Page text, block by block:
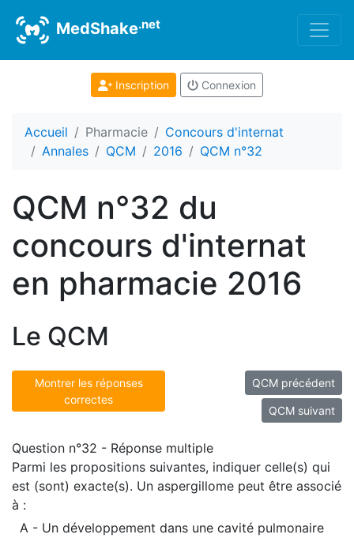
MedShake.net
Inscription Connexion
Accueil Pharmacie
Concours d'internat
Annales
QCM 2016 QCM n°32
QCM n°32 du
concours d'internat
en pharmacie 2016
Le QCM
Montrer les réponses
correctes
QCM précédent
QCM suivant
Question n°32 - Réponse multiple
Parmi les propositions suivantes, indiquer celle(s) qui
est (sont) exacte(s). Un aspergillome peut être associé
à :
A - Un développement dans une cavité pulmonaire